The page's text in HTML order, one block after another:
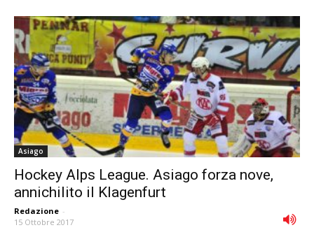
Asiago
Hockey Alps League. Asiago forza nove,
annichilito il Klagenfurt
Redazione -
15 Ottobre 2017